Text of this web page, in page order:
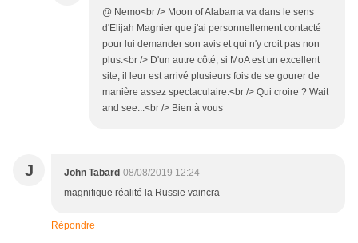
@ Nemo<br /> Moon of Alabama va dans le sens
d'Elijah Magnier que j'ai personnellement contacté
pour lui demander son avis et qui n'y croit pas non
plus.<br /> D'un autre côté, si MoA est un excellent
site, il leur est arrivé plusieurs fois de se gourer de
manière assez spectaculaire.<br /> Qui croire ? Wait
and see...<br /> Bien à vous
J John Tabard 08/08/2019 12:24
magnifique réalité la Russie vaincra
Répondre